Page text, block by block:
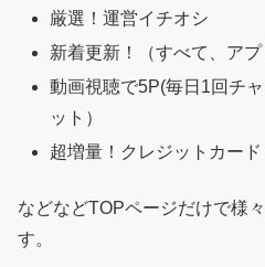
厳選！運営イチオシ
新着更新！（すべて、アプ
動画視聴で5P(毎日1回チ
ット）
超増量！クレジットカード
などなどTOPページだけで様
す。